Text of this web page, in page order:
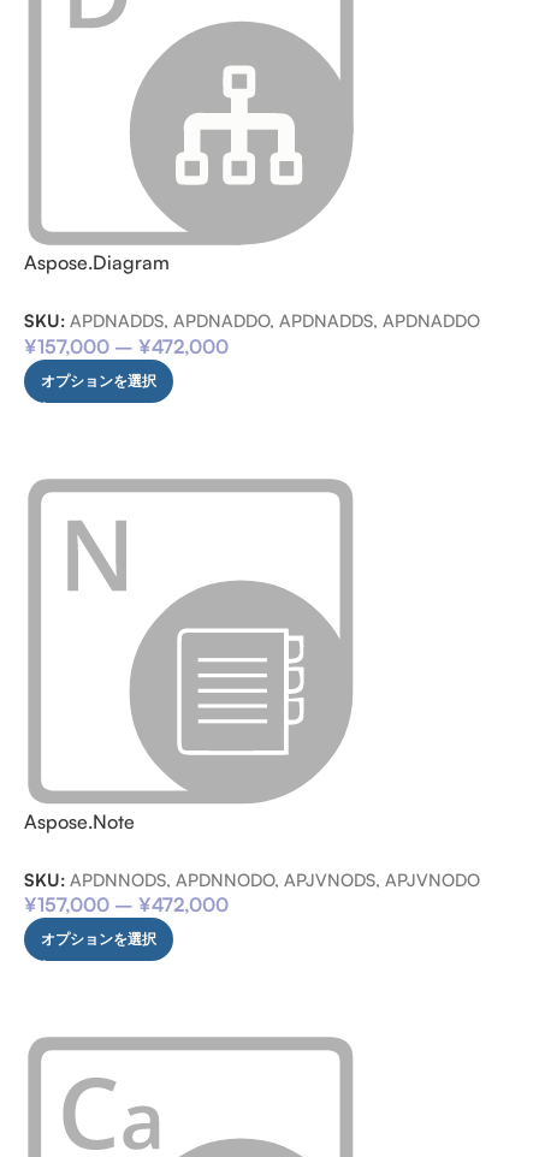
Aspose.Diagram
SKU: APDNADDS, APDNADDO, APDNADDS, APDNADDO
¥157,000 – ¥472,000
オプションを選択
Aspose.Note
SKU: APDNNODS, APDNNODO, APJVNODS, APJVNODO
¥157,000 – ¥472,000
オプションを選択